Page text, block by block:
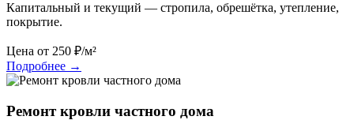
Капитальный и текущий — стропила, обрешётка, утепление,
покрытие.
Цена от 250 ₽/м²
Подробнее →
Ремонт кровли частного дома